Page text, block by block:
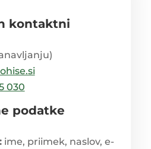
kontaktni
030
podatke
ime, priimek, naslov, e-